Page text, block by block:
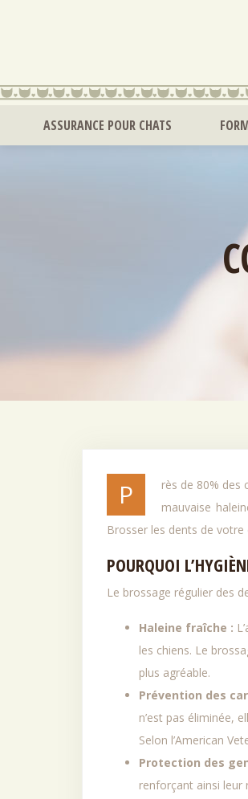
ASSURANCE POUR CHATS
Près de 80% des chiens de plus de 3 ans souffrent de maladies dentaires. Ces problèmes ne se limitent pas à une
mauvaise
Brosser les dents de
POURQUOI
Le brossage régulier des
Haleine fraîche :
les chiens. Le
plus agréable.
Prévention des
n’est pas éliminée,
Selon l’American
Protection des
renforçant ainsi leur